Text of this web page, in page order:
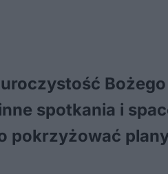
Bożego
spotkania i
pokrzyżować